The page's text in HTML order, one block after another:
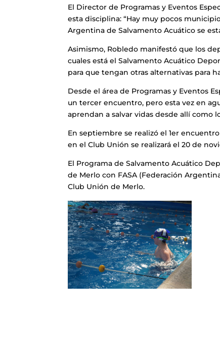
El Director de Programas y Eventos
esta disciplina: “Hay muy pocos
Argentina de Salvamento Acuático se
Asimismo, Robledo manifestó que los
cuales está el Salvamento Acuático
para que tengan otras alternativas para
Desde el área de Programas y Eventos
un tercer encuentro, pero esta vez en
aprendan a salvar vidas desde allí como
En septiembre se realizó el 1er
en el Club Unión se realizará el 20 de
El Programa de Salvamento Acuático
de Merlo con FASA (Federación
Club Unión de Merlo.